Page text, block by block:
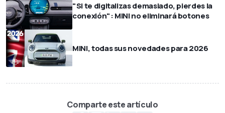
"Si te digitalizas demasiado, pierdes la
conexión": MINI no eliminará botones
MINI, todas sus novedades para 2026
Comparte este artículo